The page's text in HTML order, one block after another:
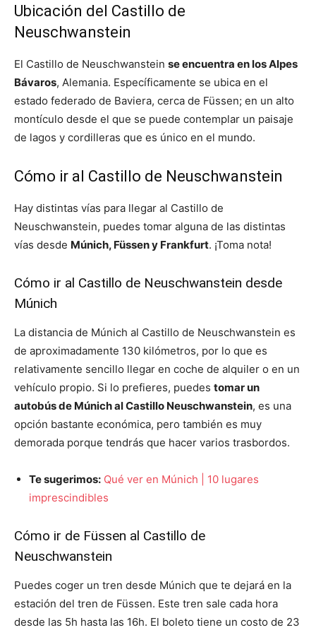
Ubicación del Castillo de
Neuschwanstein
El Castillo de Neuschwanstein se encuentra en los Alpes
Bávaros, Alemania. Específicamente se ubica en el
estado federado de Baviera, cerca de Füssen; en un alto
montículo desde el que se puede contemplar un paisaje
de lagos y cordilleras que es único en el mundo.
Cómo ir al Castillo de Neuschwanstein
Hay distintas vías para llegar al Castillo de
Neuschwanstein, puedes tomar alguna de las distintas
vías desde Múnich, Füssen y Frankfurt. ¡Toma nota!
Cómo ir al Castillo de Neuschwanstein desde
Múnich
La distancia de Múnich al Castillo de Neuschwanstein es
de aproximadamente 130 kilómetros, por lo que es
relativamente sencillo llegar en coche de alquiler o en un
vehículo propio. Si lo prefieres, puedes tomar un
autobús de Múnich al Castillo Neuschwanstein, es una
opción bastante económica, pero también es muy
demorada porque tendrás que hacer varios trasbordos.
Te sugerimos: Qué ver en Múnich | 10 lugares
imprescindibles
Cómo ir de Füssen al Castillo de
Neuschwanstein
Puedes coger un tren desde Múnich que te dejará en la
estación del tren de Füssen. Este tren sale cada hora
desde las 5h hasta las 16h. El boleto tiene un costo de 23